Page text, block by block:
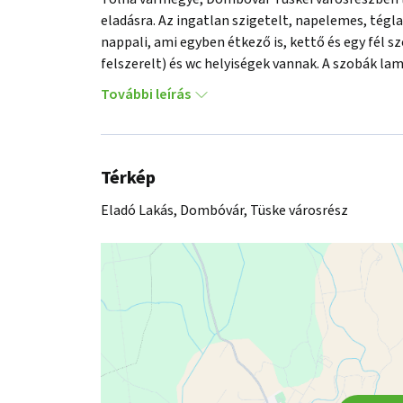
eladásra. Az ingatlan szigetelt, napelemes,
nappali, ami egyben étkező is, kettő és egy fél
felszerelt) és wc helyiségek vannak. A szobák
melegét gáz-cirkó biztosítja, a meleg vizet
Az ingatlan közelében buszmegálló, Lidl,
elérhető. Az OTP Ingatlanpont teljes körű
Bank hátterével a kiválasztott ingatlan
szeretné személyesen megtekinteni, kérem,
További leírás
Térkép
Eladó Lakás, Dombóvár, Tüske városrész